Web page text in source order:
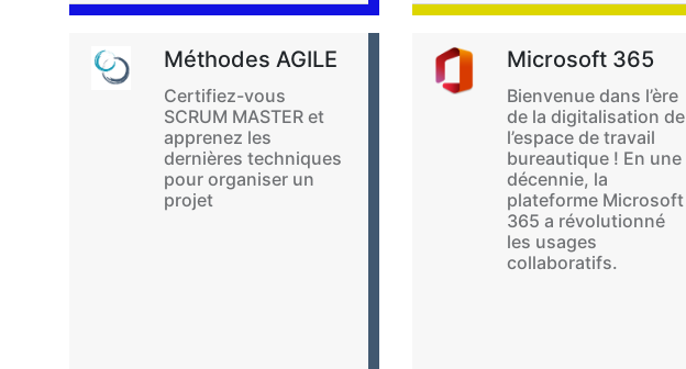
Méthodes AGILE
Certifiez-vous
SCRUM MASTER et
apprenez les
dernières techniques
pour organiser un
projet
Microsoft 365
Bienvenue dans l’ère
de la digitalisation de
l’espace de travail
bureautique ! En une
décennie, la
plateforme Microsoft
365 a révolutionné
les usages
collaboratifs.